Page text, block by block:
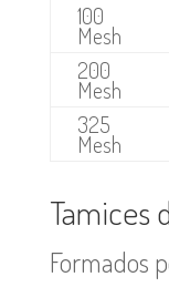
100
Mesh
200
Mesh
325
Mesh
Tamices
Formados